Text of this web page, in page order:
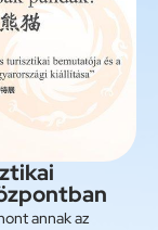
annak az